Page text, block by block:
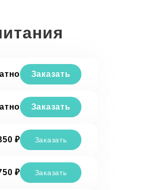
Заказать
Заказать
₽ Заказать
₽ Заказать